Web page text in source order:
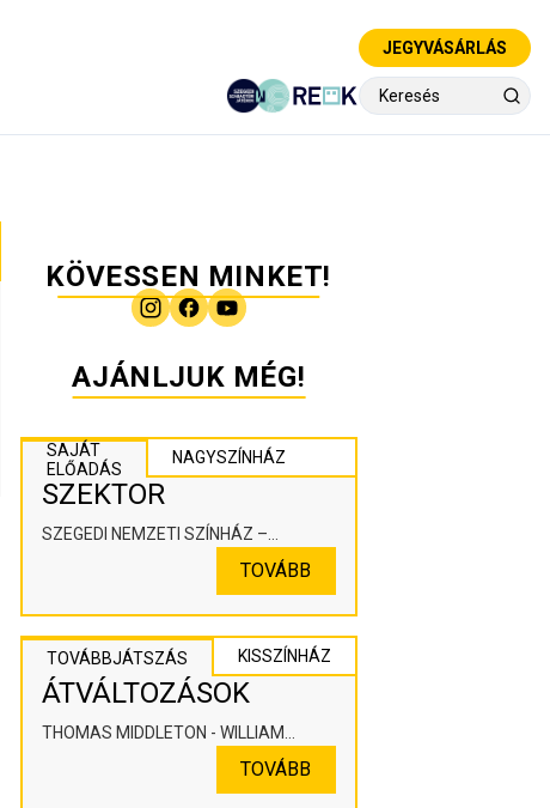
JEGYVÁSÁRLÁS
KÖVESSEN MINKET!
AJÁNLJUK MÉG!
SAJÁT
ELŐADÁS
NAGYSZÍNHÁZ
SZEKTOR
SZEGEDI NEMZETI SZÍNHÁZ –
KOOPERÁLÓ SZÍNHÁZPEDAGÓGIAI
TOVÁBB
TOVÁBBJÁTSZÁS KISSZÍNHÁZ
ÁTVÁLTOZÁSOK
THOMAS MIDDLETON - WILLIAM
TOVÁBB